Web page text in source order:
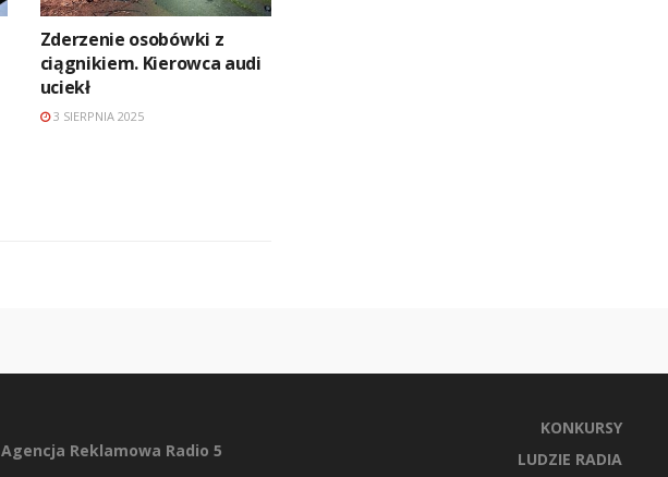
Zderzenie osobówki z
ciągnikiem. Kierowca audi
uciekł
3 SIERPNIA 2025
Agencja Reklamowa Radio 5
KONKURSY
LUDZIE RADIA